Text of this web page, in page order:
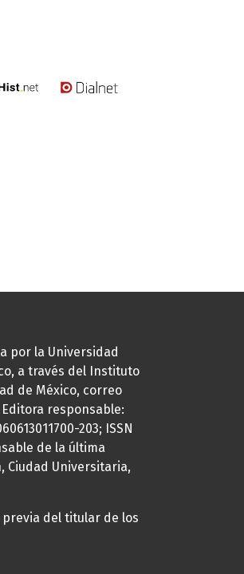
por la Universidad
a través del Instituto
de México, correo
Editora responsable:
203; ISSN
de la última
Ciudad Universitaria,
del titular de los